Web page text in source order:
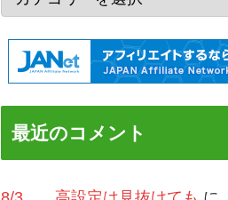
最近のコメント